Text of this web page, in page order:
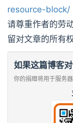
resource-block/
请尊重作者的劳
留对文章的所有权
如果这篇博客
你的捐赠将用于服务